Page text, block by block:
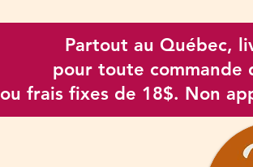
Partout au Québec,
pour toute commande
ou frais fixes de 18$. Non